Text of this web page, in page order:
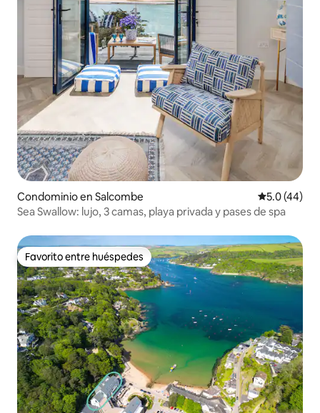
Condominio en Salcombe Calificación
5.0 (44)
Sea Swallow: lujo, 3 camas, playa privada y pases de spa
Favorito entre huéspedes
Favorito entre huéspedes